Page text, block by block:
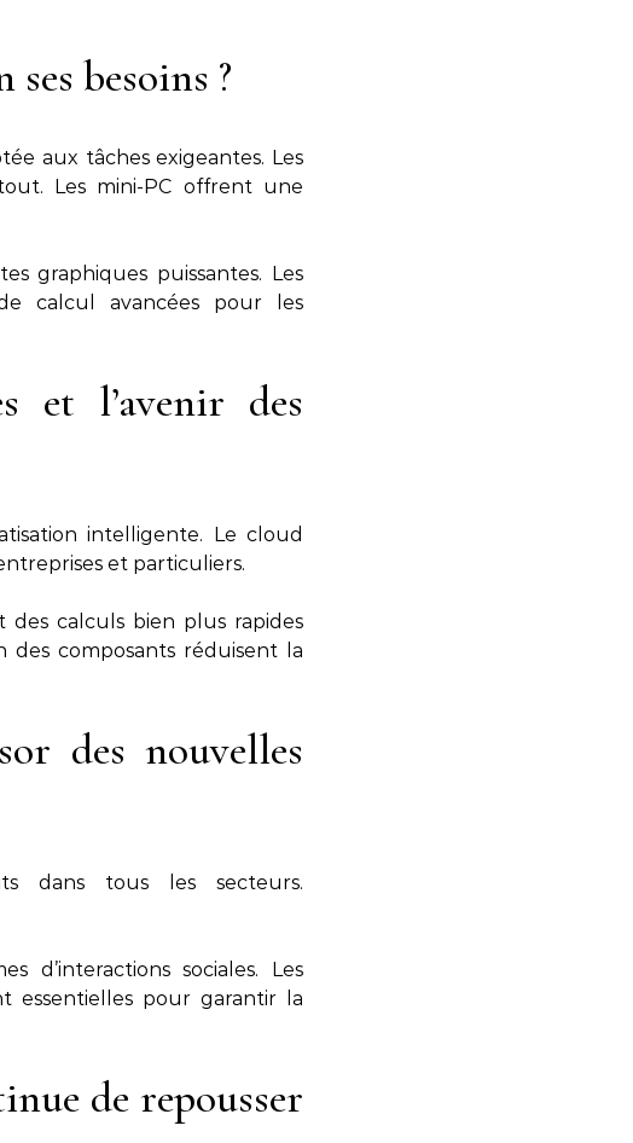
besoins ?
aux tâches exigeantes. Les
Les mini-PC offrent une
graphiques puissantes. Les
calcul avancées pour les
et l’avenir des
intelligente. Le cloud
et particuliers.
des calculs bien plus rapides
des composants réduisent la
des nouvelles
dans tous les secteurs.
d’interactions sociales. Les
essentielles pour garantir la
de repousser